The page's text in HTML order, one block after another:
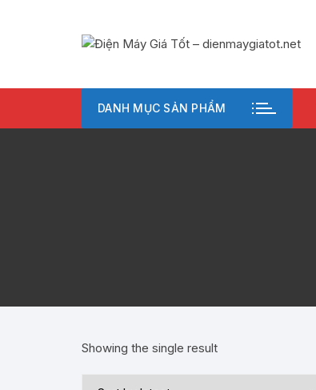
DANH MỤC SẢN PHẨM
Showing the single result